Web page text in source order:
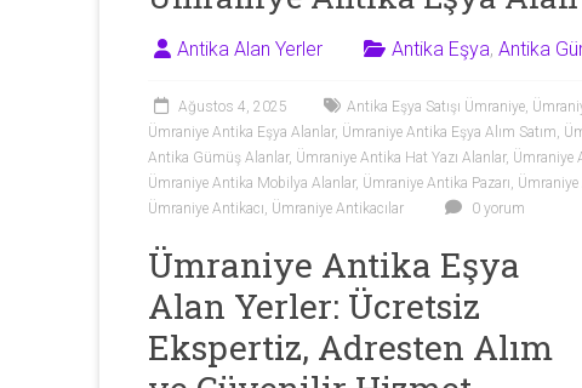
50
eşya
alan
yerler
olarak
tablo,
antika
plak,
antika
mobilya,
Antika Alan Yerler Antika Eşya, Antika
Ağustos 4, 2025 Antika Eşya Satışı Ümraniye,
Ümraniye Antika Eşya Alanlar, Ümraniye Antika Eşya Alım Satım,
Antika Gümüş Alanlar, Ümraniye Antika Hat Yazı Alanlar, Ümraniye
Ümraniye Antika Mobilya Alanlar, Ümraniye Antika Pazarı,
Ümraniye Antikacı, Ümraniye Antikacılar 0 yorum
Ümraniye Antika Eşya
Alan Yerler: Ücretsiz
Ekspertiz, Adresten Alım